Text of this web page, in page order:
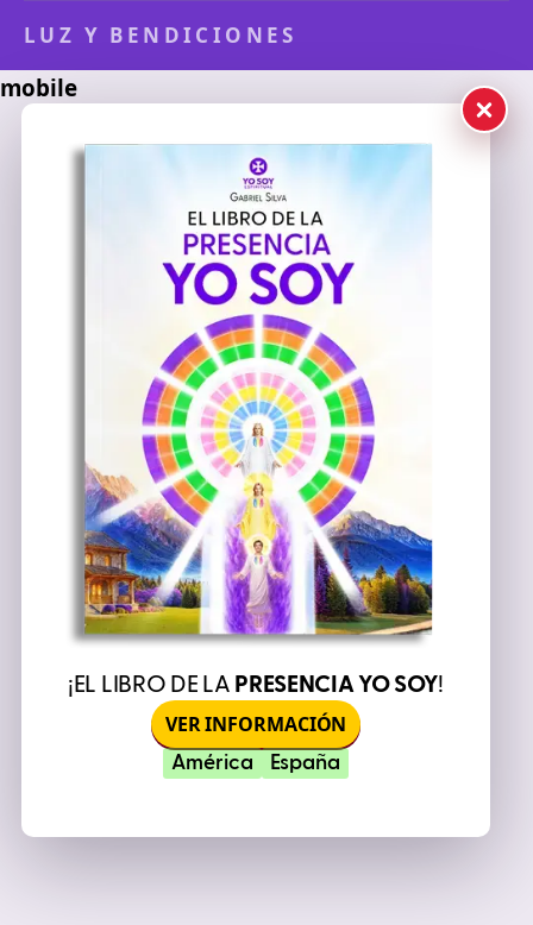
LUZ Y BENDICIONES
¡EL LIBRO DE LA PRESENCIA YO SOY!
VER INFORMACIÓN
América España